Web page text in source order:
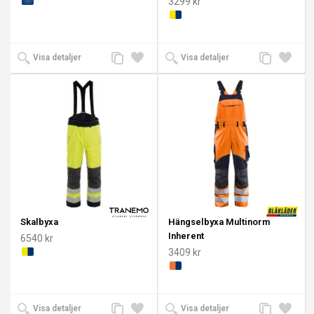
Visa detaljer
Lägg
till i
Lägg
till
Visa detaljer
Lägg
till i
Lägg
till
Skalbyxa
6540 kr
Visa detaljer
Lägg
Lägg
Hängselbyxa Multinorm
Inherent
3409 kr
Visa detaljer
Lägg
Lägg